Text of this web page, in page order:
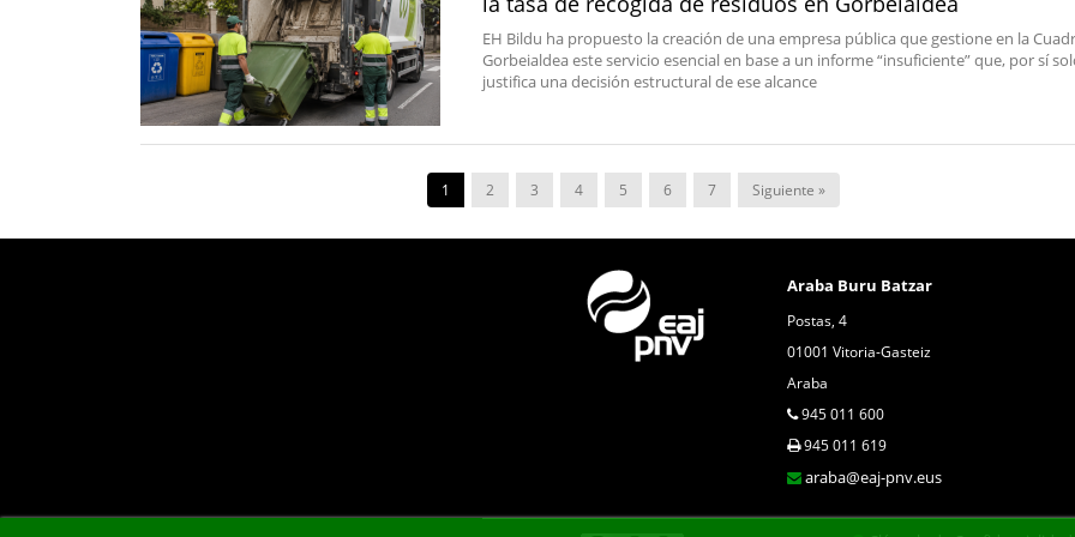
EH Bildu ha propuesto la creación de una empresa pública que gestione en la
Gorbeialdea este servicio esencial en base a un informe “insuficiente” que, por sí
justifica una decisión estructural de ese alcance
1 2 3 4 5 6 7 Siguiente »
Araba Buru Batzar
Postas, 4
01001 Vitoria-Gasteiz
Araba
945 011 600
945 011 619
araba@eaj-pnv.eus